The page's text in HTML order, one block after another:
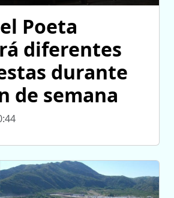
Poeta
diferentes
durante
de semana